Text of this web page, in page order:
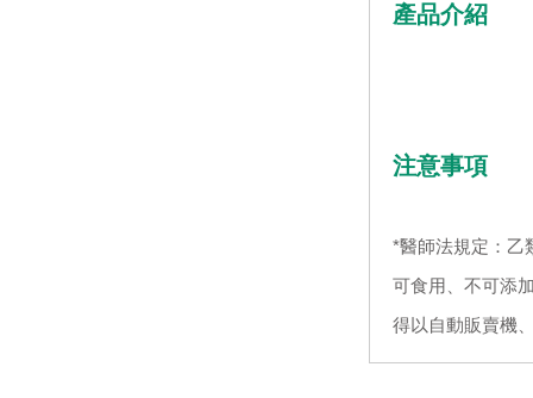
產品介紹
注意事項
*醫師法規定：乙
可食用、不可添
得以自動販賣機